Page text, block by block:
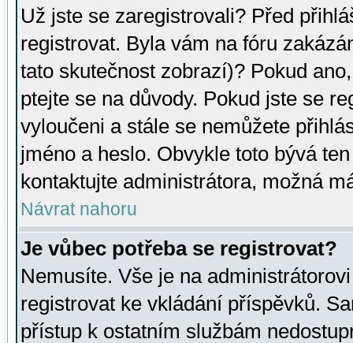
Už jste se zaregistrovali? Před
registrovat. Byla vám na fóru
tato skutečnost zobrazí)? Pokud
ptejte se na důvody. Pokud jste se
vyloučeni a stále se nemůžete
jméno a heslo. Obvykle toto bývá
kontaktujte administrátora, možná
Návrat nahoru
Je vůbec potřeba se registrovat?
Nemusíte. Vše je na
registrovat ke vkládání příspěvků.
přístup k ostatním službám